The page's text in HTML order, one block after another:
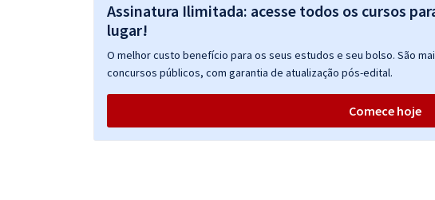
Assinatura Ilimitada: acesse todos os cursos
lugar!
O melhor custo benefício para os seus estudos e seu bolso. São
concursos públicos, com garantia de atualização pós-edital.
Comece hoje